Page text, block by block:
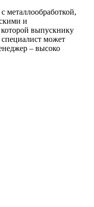
металлообработкой,
и
выпускнику
может
– высоко